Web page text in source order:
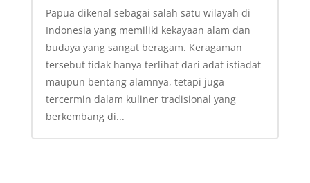
Papua dikenal sebagai salah satu wilayah di
Indonesia yang memiliki kekayaan alam dan
budaya yang sangat beragam. Keragaman
tersebut tidak hanya terlihat dari adat istiadat
maupun bentang alamnya, tetapi juga
tercermin dalam kuliner tradisional yang
berkembang di...